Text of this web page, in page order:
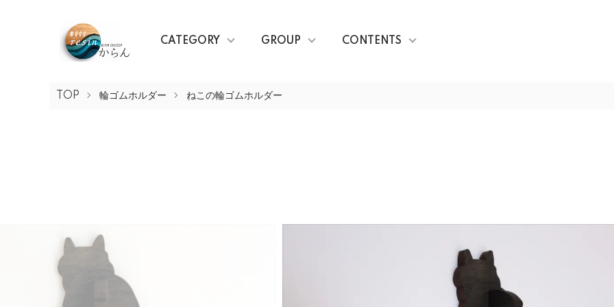
CATEGORY GROUP CONTENTS
TOP 輪ゴムホルダー ねこの輪ゴムホルダー